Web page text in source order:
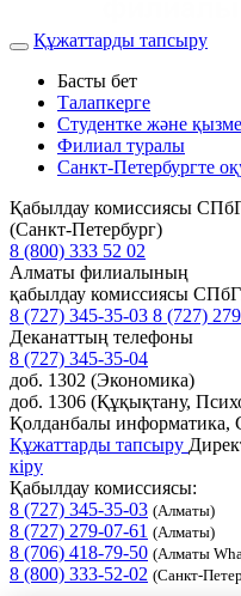
Құжаттарды тапсыру
Басты бет
Талапкерге
Студентке және
Филиал туралы
Санкт-Петербургте
Қабылдау комиссиясы
(Санкт-Петербург)
8 (800) 333 52 02
Алматы филиалының
қабылдау комиссиясы
8 (727) 345-35-03 8 (727)
Деканаттың телефоны
8 (727) 345-35-04
доб. 1302 (Экономика)
доб. 1306 (Құқықтану,
Қолданбалы
Құжаттарды тапсыру
кіру
Қабылдау комиссиясы:
8 (727) 345-35-03 (Алматы)
8 (727) 279-07-61 (Алматы)
8 (706) 418-79-50 (Алматы
8 (800) 333-52-02 (Санкт-